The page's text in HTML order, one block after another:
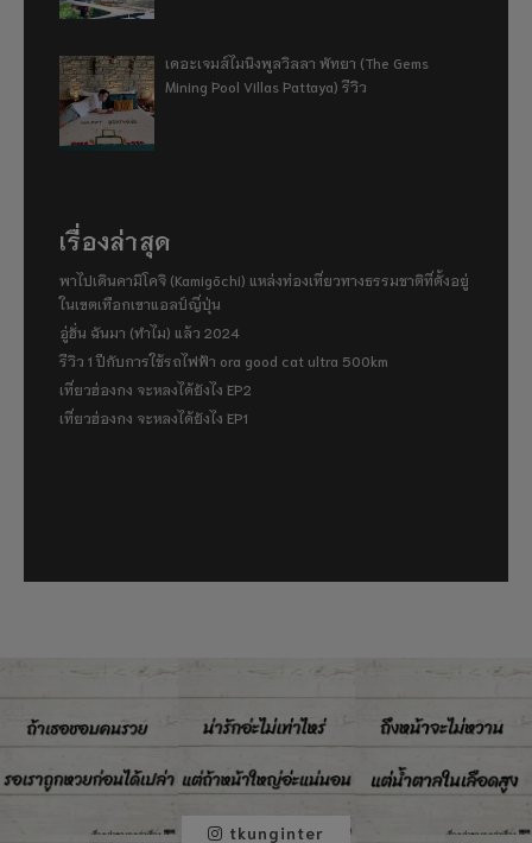
เดอะเจมส์ไมนิงพูลวิลลา พัทยา (The Gems
Mining Pool Villas Pattaya) รีวิว
เรื่องล่าสุด
พาไปเดินคามิโคจิ (Kamigōchi) แหล่งท่องเที่ยวทางธรรมชาติที่ตั้งอยู่
ในเขตเทือกเขาแอลป์ญี่ปุ่น
อู่ฮั่น ฉันมา (ทำไม) แล้ว 2024
รีวิว 1 ปีกับการใช้รถไฟฟ้า ora good cat ultra 500km
เที่ยวฮ่องกง จะหลงได้ยังไง EP2
เที่ยวฮ่องกง จะหลงได้ยังไง EP1
tkunginter